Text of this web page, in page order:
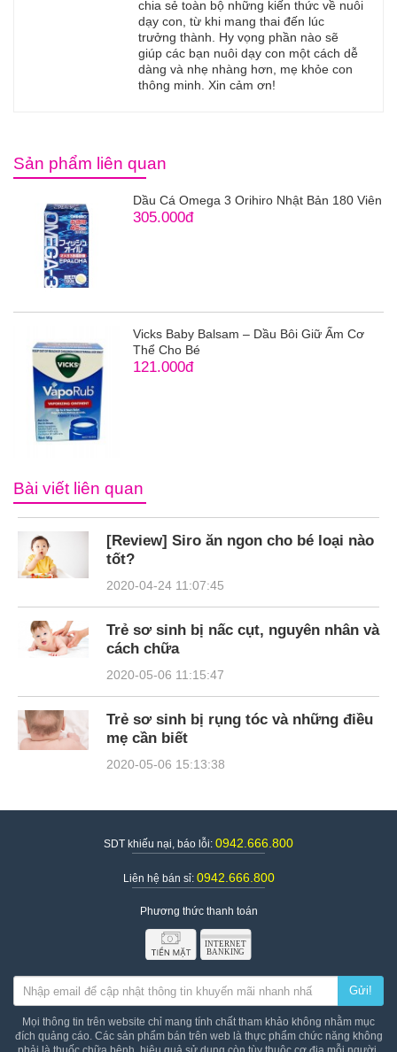
chia sẻ toàn bộ những kiến thức về nuôi
dạy con, từ khi mang thai đến lúc
trưởng thành. Hy vọng phần nào sẽ
giúp các bạn nuôi dạy con một cách dễ
dàng và nhẹ nhàng hơn, mẹ khỏe con
thông minh. Xin cảm ơn!
Sản phẩm liên quan
Dầu Cá Omega 3 Orihiro Nhật Bản 180 Viên
305.000đ
Vicks Baby Balsam – Dầu Bôi Giữ Ấm Cơ
Thể Cho Bé
121.000đ
Bài viết liên quan
[Review] Siro ăn ngon cho bé loại nào
tốt?
2020-04-24 11:07:45
Trẻ sơ sinh bị nấc cụt, nguyên nhân và
cách chữa
2020-05-06 11:15:47
Trẻ sơ sinh bị rụng tóc và những điều
mẹ cần biết
2020-05-06 15:13:38
SDT khiếu nại, báo lỗi: 0942.666.800
Liên hệ bán sỉ: 0942.666.800
Phương thức thanh toán
Gửi!
Mọi thông tin trên website chỉ mang tính chất tham khảo không nhằm mục
đích quảng cáo. Các sản phẩm bán trên web là thực phẩm chức năng không